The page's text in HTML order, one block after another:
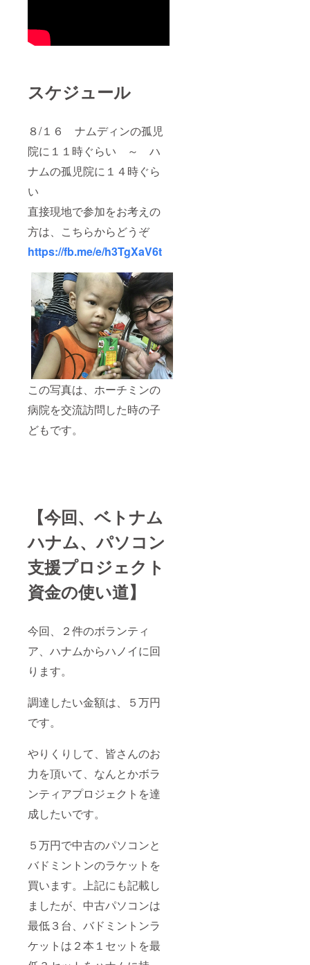
スケジュール
８/１６ ナムディンの孤児
院に１１時ぐらい ～ ハ
ナムの孤児院に１４時ぐら
い
直接現地で参加をお考えの
方は、こちらからどうぞ
https://fb.me/e/h3TgXaV6t
この写真は、ホーチミンの
病院を交流訪問した時の子
どもです。
【今回、ベトナム
ハナム、パソコン
支援プロジェクト
資金の使い道】
今回、２件のボランティ
ア、ハナムからハノイに回
ります。
調達したい金額は、５万円
です。
やりくりして、皆さんのお
力を頂いて、なんとかボラ
ンティアプロジェクトを達
成したいです。
５万円で中古のパソコンと
バドミントンのラケットを
買います。上記にも記載し
ましたが、中古パソコンは
最低３台、バドミントンラ
ケットは２本１セットを最